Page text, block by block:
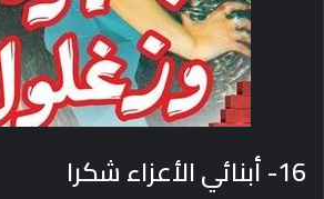
16- أبنائي الأعزاء شكرا